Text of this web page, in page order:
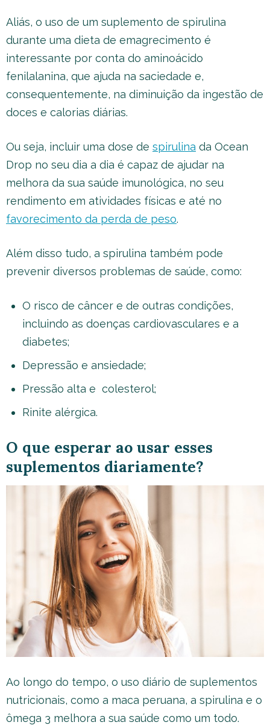
Aliás, o uso de um suplemento de spirulina
durante uma dieta de emagrecimento é
interessante por conta do aminoácido
fenilalanina, que ajuda na saciedade e,
consequentemente, na diminuição da ingestão de
doces e calorias diárias.
Ou seja, incluir uma dose de spirulina da Ocean
Drop no seu dia a dia é capaz de ajudar na
melhora da sua saúde imunológica, no seu
rendimento em atividades físicas e até no
favorecimento da perda de peso.
Além disso tudo, a spirulina também pode
prevenir diversos problemas de saúde, como:
O risco de câncer e de outras condições,
incluindo as doenças cardiovasculares e a
diabetes;
Depressão e ansiedade;
Pressão alta e colesterol;
Rinite alérgica.
O que esperar ao usar esses
suplementos diariamente?
Ao longo do tempo, o uso diário de suplementos
nutricionais, como a maca peruana, a spirulina e o
ômega 3 melhora a sua saúde como um todo.